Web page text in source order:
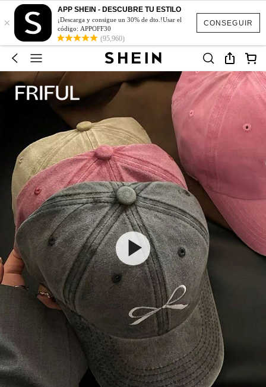
CONSEGUIR
×
APP SHEIN - DESCUBRE TU ESTILO
¡Descarga y consigue un 30% de dto.!Usar el
código: APPOFF30
(95,960)